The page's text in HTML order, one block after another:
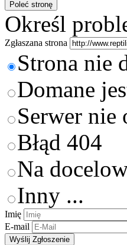
Określ
Zgłaszana strona
Strona nie
Domane
Serwer nie
Błąd 404
Na
Inny ...
Imię
E-mail